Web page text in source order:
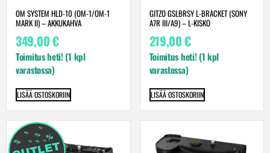
OM SYSTEM HLD-10 (OM-1/OM-1
MARK II) – AKKUKAHVA
349,00€
Toimitus heti! (1 kpl
varastossa)
LISÄÄ OSTOSKORIIN
GITZO GSLBRSY L-BRACKET (SONY
A7R III/A9) – L-KISKO
219,00€
Toimitus heti! (1 kpl
varastossa)
LISÄÄ OSTOSKORIIN